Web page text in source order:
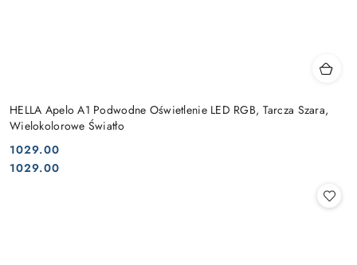
HELLA Apelo A1 Podwodne Oświetlenie LED RGB, Tarcza Szara,
Wielokolorowe Światło
Cena:
1029.00
Cena:
1029.00